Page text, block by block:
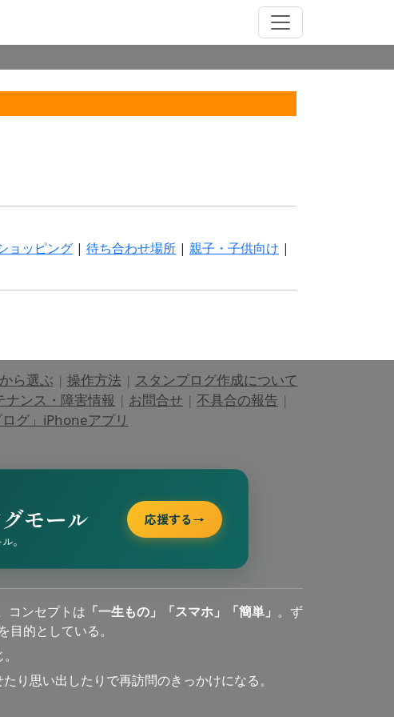
ョッピング | 待ち合わせ場所 | 親子・子供向け |
ら選ぶ | 操作方法| スタンプログ作成について
ナンス・障害情報 | お問合せ | 不具合の報告 |
ログ」iPhoneアプリ
モール
。
応援する→
コンセプトは 「一生もの」「スマホ」「簡単」 。ず
的としている。
り思い出したりで再訪問のきっかけになる。